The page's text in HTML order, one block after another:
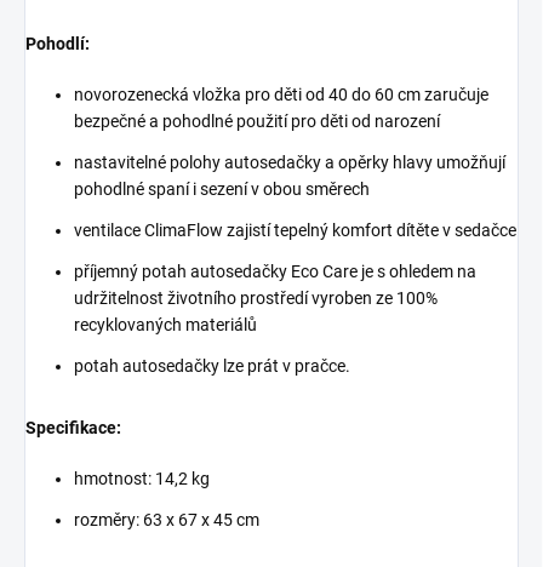
Pohodlí:
novorozenecká vložka pro děti od 40 do 60 cm zaručuje
bezpečné a pohodlné použití pro děti od narození
nastavitelné polohy autosedačky a opěrky hlavy umožňují
pohodlné spaní i sezení v obou směrech
ventilace ClimaFlow zajistí tepelný komfort dítěte v sedačce
příjemný potah autosedačky Eco Care je s ohledem na
udržitelnost životního prostředí vyroben ze 100%
recyklovaných materiálů
potah autosedačky lze prát v pračce.
Specifikace:
hmotnost: 14,2 kg
rozměry: 63 x 67 x 45 cm